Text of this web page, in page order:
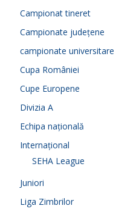
Campionat tineret
Campionate județene
campionate universitare
Cupa României
Cupe Europene
Divizia A
Echipa națională
Internațional
SEHA League
Juniori
Liga Zimbrilor